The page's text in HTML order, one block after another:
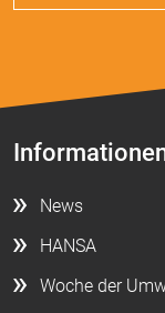
News
HANSA
Woche der